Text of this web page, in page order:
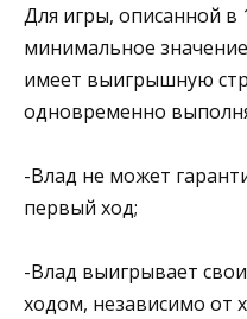
Для игры, описанной в
минимальное
имеет выигрышную
одновременно
-Влад не может
первый ход;
-Влад выигрывает
ходом, независимо от